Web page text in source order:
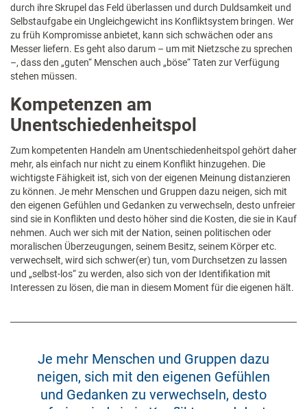
durch ihre Skrupel das Feld überlassen und durch Duldsamkeit und
Selbstaufgabe ein Ungleichgewicht ins Konfliktsystem bringen. Wer
zu früh Kompromisse anbietet, kann sich schwächen oder ans
Messer liefern. Es geht also darum – um mit Nietzsche zu sprechen
–, dass den „guten“ Menschen auch „böse“ Taten zur Verfügung
stehen müssen.
Kompetenzen am
Unentschiedenheitspol
Zum kompetenten Handeln am Unentschiedenheitspol gehört daher
mehr, als einfach nur nicht zu einem Konflikt hinzugehen. Die
wichtigste Fähigkeit ist, sich von der eigenen Meinung distanzieren
zu können. Je mehr Menschen und Gruppen dazu neigen, sich mit
den eigenen Gefühlen und Gedanken zu verwechseln, desto unfreier
sind sie in Konflikten und desto höher sind die Kosten, die sie in Kauf
nehmen. Auch wer sich mit der Nation, seinen politischen oder
moralischen Überzeugungen, seinem Besitz, seinem Körper etc.
verwechselt, wird sich schwer(er) tun, vom Durchsetzen zu lassen
und „selbst-los“ zu werden, also sich von der Identifikation mit
Interessen zu lösen, die man in diesem Moment für die eigenen hält.
Je mehr Menschen und Gruppen dazu
neigen, sich mit den eigenen Gefühlen
und Gedanken zu verwechseln, desto